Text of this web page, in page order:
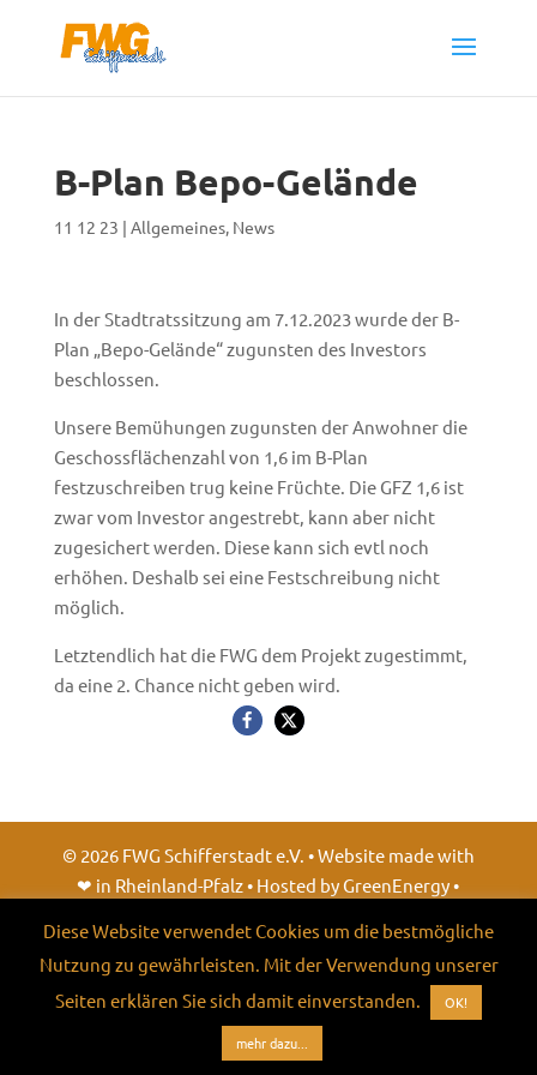
B-Plan Bepo-Gelände
11 12 23 | Allgemeines, News
In der Stadtratssitzung am 7.12.2023 wurde der B-
Plan „Bepo-Gelände“ zugunsten des Investors
beschlossen.
Unsere Bemühungen zugunsten der Anwohner die
Geschossflächenzahl von 1,6 im B-Plan
festzuschreiben trug keine Früchte. Die GFZ 1,6 ist
zwar vom Investor angestrebt, kann aber nicht
zugesichert werden. Diese kann sich evtl noch
erhöhen. Deshalb sei eine Festschreibung nicht
möglich.
Letztendlich hat die FWG dem Projekt zugestimmt,
da eine 2. Chance nicht geben wird.
© 2026FWG Schifferstadt e.V. • Website made with
❤ in Rheinland-Pfalz • Hosted by GreenEnergy •
Diese Website verwendet Cookies um die bestmögliche
Nutzung zu gewährleisten. Mit der Verwendung unserer
Seiten erklären Sie sich damit einverstanden.
OK!
mehr dazu...